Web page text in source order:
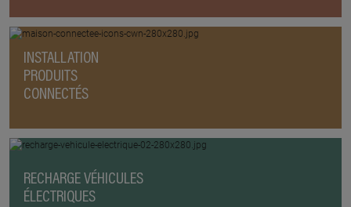
INSTALLATION
PRODUITS
CONNECTÉS
RECHARGE VÉHICULES
ÉLECTRIQUES